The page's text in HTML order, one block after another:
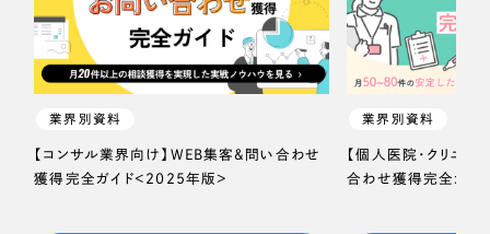
業界別資料
【コンサル業界向け】WEB集客＆問い合わせ
獲得完全ガイド＜2025年版＞
業界別資料
【個人医院・クリニッ
合わせ獲得完全ガイ